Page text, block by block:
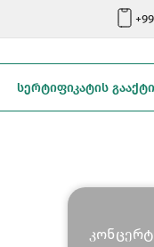
ᲡᲔᲠᲢᲘᲤᲘᲙᲐᲢᲘᲡ